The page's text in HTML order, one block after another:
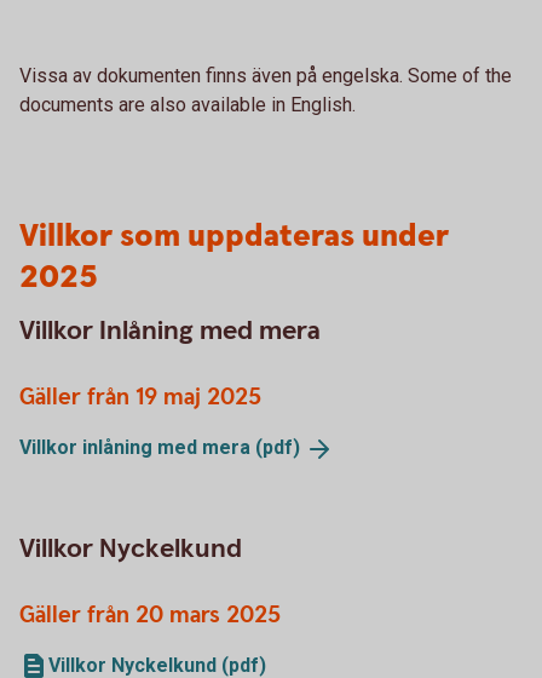
Vissa av dokumenten finns även på engelska. Some of the
documents are also available in English.
Villkor som uppdateras under
2025
Villkor Inlåning med mera
Gäller från 19 maj 2025
Villkor inlåning med mera (pdf)
Villkor Nyckelkund
Gäller från 20 mars 2025
Villkor Nyckelkund (pdf)